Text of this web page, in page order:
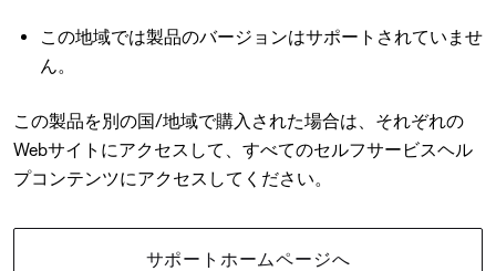
この地域では製品のバージョンはサポートされていませ
ん。
この製品を別の国/地域で購入された場合は、それぞれの
Webサイトにアクセスして、すべてのセルフサービスヘル
プコンテンツにアクセスしてください。
サポートホームページへ